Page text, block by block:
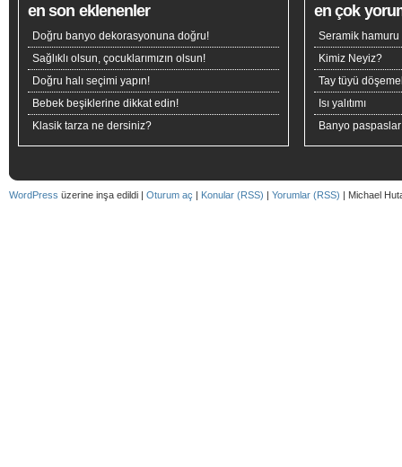
en son eklenenler
Doğru banyo dekorasyonuna doğru!
Sağlıklı olsun, çocuklarımızın olsun!
Doğru halı seçimi yapın!
Bebek beşiklerine dikkat edin!
Klasik tarza ne dersiniz?
en çok
Seramik hamuru
Kimiz Neyiz?
Tay tüyü
Isı yalıtımı
Banyo
WordPress üzerine inşa edildi | Oturum aç | Konular (RSS) | Yorumlar (RSS) | Michael